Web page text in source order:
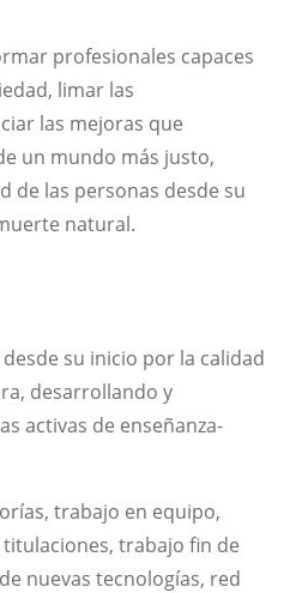
profesionales capaces
limar las
las mejoras que
un mundo más justo,
de las personas desde su
natural.
su inicio por la calidad
desarrollando y
activas de enseñanza-
trabajo en equipo,
trabajo fin de
nuevas tecnologías, red